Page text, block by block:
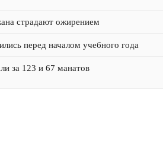
страдают ожирением
перед началом учебного года
за 123 и 67 манатов